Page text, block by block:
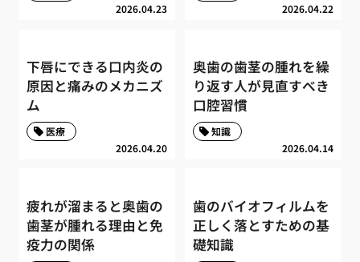
2026.04.23 2026.04.22
下唇にできる口内炎の
原因と痛みのメカニズ
ム
2026.04.20
医療
奥歯の歯茎の腫れを繰
り返す人が見直すべき
口腔習慣
2026.04.14
知識
疲れが溜まると奥歯の
歯茎が腫れる理由と免
疫力の関係
歯のバイオフィルムを
正しく落とすための基
礎知識